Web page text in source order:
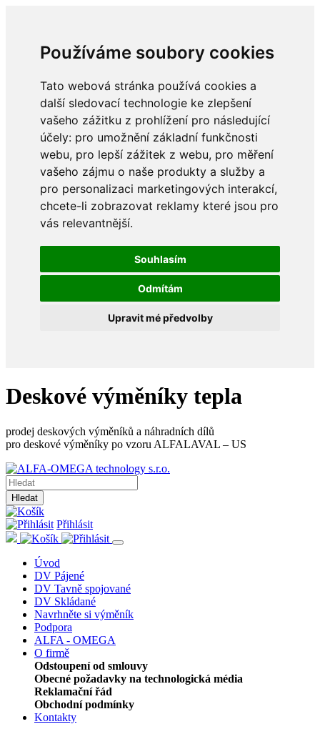
Používáme soubory cookies
Tato webová stránka používá cookies a
další sledovací technologie ke zlepšení
vašeho zážitku z prohlížení pro následující
účely: pro umožnění základní funkčnosti
webu, pro lepší zážitek z webu, pro měření
vašeho zájmu o naše produkty a služby a
pro personalizaci marketingových interakcí,
chcete-li zobrazovat reklamy které jsou pro
vás relevantnější.
Souhlasím
Odmítám
Upravit mé předvolby
Deskové výměníky tepla
prodej deskových výměníků a náhradních dílů
pro deskové výměníky po vzoru ALFALAVAL – US
Hledat
Přihlásit
Úvod
DV Pájené
DV Tavně spojované
DV Skládané
Navrhněte si výměník
Podpora
ALFA - OMEGA
O firmě
Odstoupení od smlouvy
Obecné požadavky na technologická média
Reklamační řád
Obchodní podmínky
Kontakty